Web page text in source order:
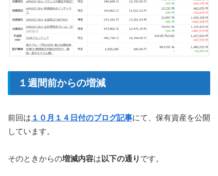
１週間前からの増減
前回は １０月１４日付のブログ記事にて、保有資産を公開
しています。
そのときからの増減内容は 以下の通り です。